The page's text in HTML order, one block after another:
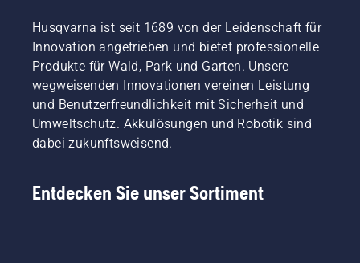
Husqvarna ist seit 1689 von der Leidenschaft für
Innovation angetrieben und bietet professionelle
Produkte für Wald, Park und Garten. Unsere
wegweisenden Innovationen vereinen Leistung
und Benutzerfreundlichkeit mit Sicherheit und
Umweltschutz. Akkulösungen und Robotik sind
dabei zukunftsweisend.
Entdecken Sie unser Sortiment